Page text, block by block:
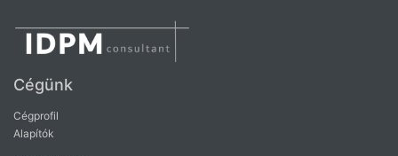
Cégünk
Cégprofil
Alapítók